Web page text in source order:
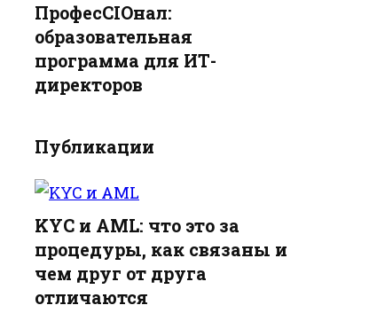
ПрофесCIOнал:
образовательная
программа для ИТ-
директоров
Публикации
KYC и AML: что это за
процедуры, как связаны и
чем друг от друга
отличаются